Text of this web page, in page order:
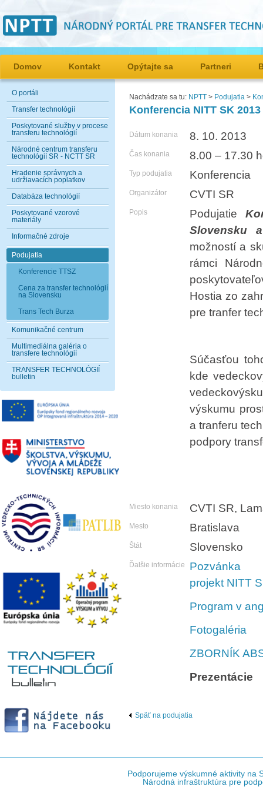
Domov Kontakt Opýtajte sa Partneri
O portáli
Transfer technológií
Poskytované služby v procese
transferu technológií
Národné centrum transferu
technológií SR - NCTT SR
Hradenie správnych a
udržiavacích poplatkov
Databáza technológií
Poskytované vzorové
materiály
Informačné zdroje
Podujatia
Konferencie TTSZ
Cena za transfer technológií
na Slovensku
Trans Tech Burza
Komunikačné centrum
Multimediálna galéria o
transfere technológií
TRANSFER TECHNOLÓGIÍ
bulletin
Nachádzate sa tu: NPTT > Podujatia >
Konferencia NITT SK
Dátum konania 8. 10. 2013
Čas konania 8.00 – 17.30
Typ podujatia Konferencia
Organizátor CVTI SR
Popis Podujatie
Slovensku
možností a
rámci
Hostia zo
pre tranfer
Súčasťou
kde
výskumu
a tranferu
podpory
Miesto konania CVTI SR,
Mesto Bratislava
Štát Slovensko
Ďalšie informácie
Pozvánka
projekt NITT
Program v
Fotogaléria
ZBORNÍK
Späť na podujatia
Podporujeme výskumné aktivity na
Národná infraštruktúra pre